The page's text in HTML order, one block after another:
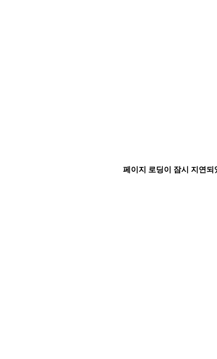
페이지 로딩이 잠시 지연